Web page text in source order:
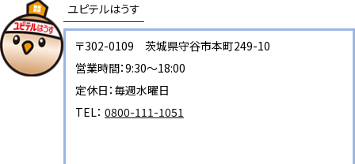
ユピテルはうす
〒302-0109 茨城県守谷市本町249-10
営業時間：9:30～18:00
定休日：毎週水曜日
TEL： 0800-111-1051